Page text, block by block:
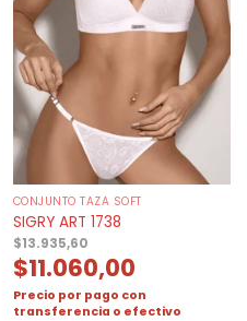
CONJUNTO TAZA SOFT
SIGRY ART 1738
$13.935,60
$11.060,00
Precio por pago con
transferencia o efectivo